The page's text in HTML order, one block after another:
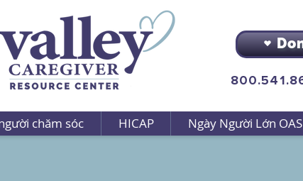
chăm sóc HICAP Ngày Người Lớn